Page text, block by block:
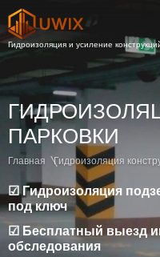
ПАРКОВКИ
Главная Гидроизоляция
☑ Гидроизоляция
под ключ
☑ Бесплатный выезд
обследования